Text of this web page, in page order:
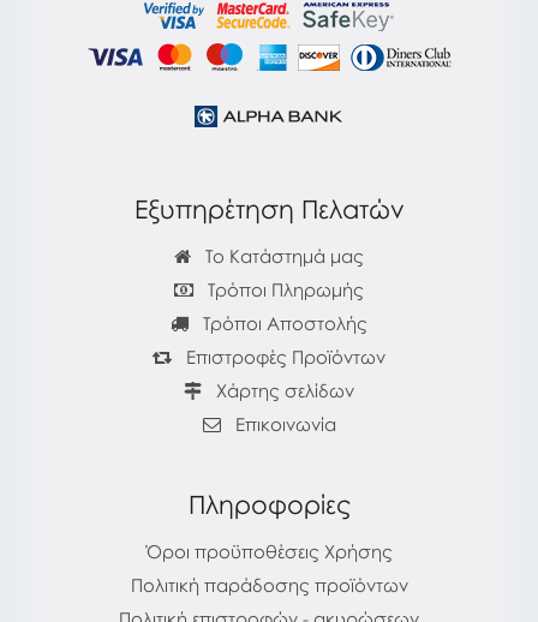
Εξυπηρέτηση Πελατών
Το Κατάστημά μας
Τρόποι Πληρωμής
Τρόποι Αποστολής
Επιστροφές Προϊόντων
Χάρτης σελίδων
Επικοινωνία
Πληροφορίες
Όροι προϋποθέσεις Χρήσης
Πολιτική παράδοσης προϊόντων